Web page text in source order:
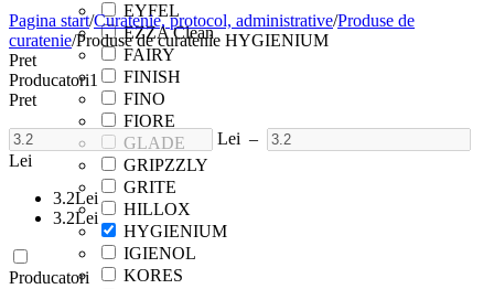
EYFEL
EZZA Clean
FAIRY
FINISH
FINO
FIORE
GLADE
GRIPZZLY
GRITE
HILLOX
HYGIENIUM
IGIENOL
KORES
Pagina start/Curatenie, protocol, administrative/Produse de
curatenie/Produse de curatenie HYGIENIUM
Pret
Producatori1
Pret
Lei –
Lei
3.2Lei
3.2Lei
Producatori